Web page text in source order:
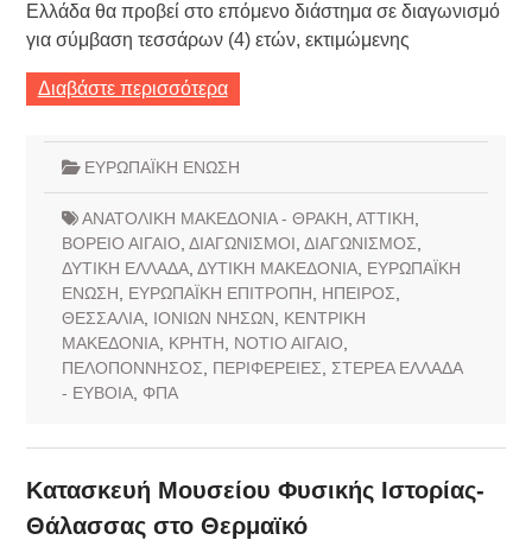
Ελλάδα θα προβεί στο επόμενο διάστημα σε διαγωνισμό
για σύμβαση τεσσάρων (4) ετών, εκτιμώμενης
Διαβάστε περισσότερα
ΕΥΡΩΠΑΪΚΗ ΕΝΩΣΗ
ΑΝΑΤΟΛΙΚΗ ΜΑΚΕΔΟΝΙΑ - ΘΡΑΚΗ ΑΤΤΙΚΗ
ΒΟΡΕΙΟ ΑΙΓΑΙΟ ΔΙΑΓΩΝΙΣΜΟΙ ΔΙΑΓΩΝΙΣΜΟΣ
ΔΥΤΙΚΗ ΕΛΛΑΔΑ, ΔΥΤΙΚΗ ΜΑΚΕΔΟΝΙΑ, ΕΥΡΩΠΑΪΚΗ
ΕΝΩΣΗ
ΕΥΡΩΠΑΪΚΗ ΕΠΙΤΡΟΠΗ ΗΠΕΙΡΟΣ
ΘΕΣΣΑΛΙΑ, ΙΟΝΙΩΝ ΝΗΣΩΝ
ΚΕΝΤΡΙΚΗ
ΜΑΚΕΔΟΝΙΑ, ΚΡΗΤΗ ΝΟΤΙΟ ΑΙΓΑΙΟ
ΠΕΛΟΠΟΝΝΗΣΟΣ
ΠΕΡΙΦΕΡΕΙΕΣ
ΣΤΕΡΕΑ ΕΛΛΑΔΑ
- ΕΥΒΟΙΑ, ΦΠΑ
Κατασκευή Μουσείου Φυσικής Ιστορίας-
Θάλασσας στο Θερμαϊκό